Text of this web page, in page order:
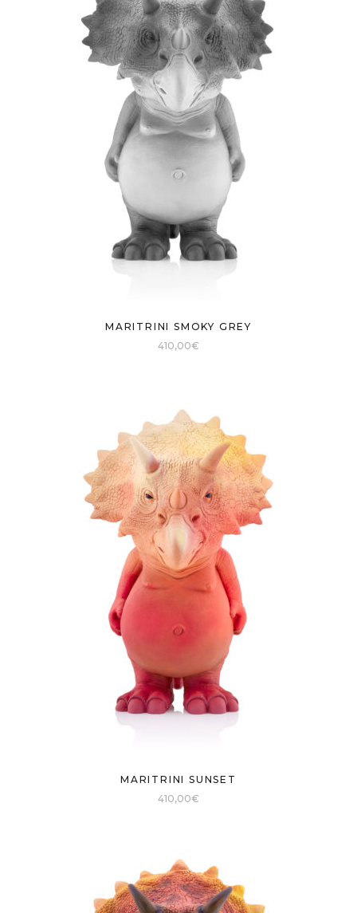
MARITRINI SMOKY GREY
410,00€
MARITRINI SUNSET
410,00€